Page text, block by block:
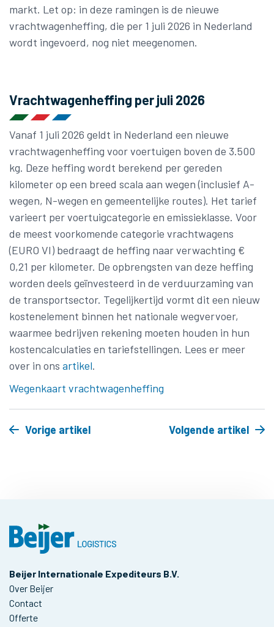
markt. Let op: in deze ramingen is de nieuwe
vrachtwagenheffing, die per 1 juli 2026 in Nederland
wordt ingevoerd, nog niet meegenomen.
Vrachtwagenheffing per juli 2026
Vanaf 1 juli 2026 geldt in Nederland een nieuwe
vrachtwagenheffing voor voertuigen boven de 3.500
kg. Deze heffing wordt berekend per gereden
kilometer op een breed scala aan wegen (inclusief A-
wegen, N-wegen en gemeentelijke routes). Het tarief
varieert per voertuigcategorie en emissieklasse. Voor
de meest voorkomende categorie vrachtwagens
(EURO VI) bedraagt de heffing naar verwachting €
0,21 per kilometer. De opbrengsten van deze heffing
worden deels geïnvesteerd in de verduurzaming van
de transportsector. Tegelijkertijd vormt dit een nieuw
kostenelement binnen het nationale wegvervoer,
waarmee bedrijven rekening moeten houden in hun
kostencalculaties en tariefstellingen. Lees er meer
over in ons artikel.
Wegenkaart vrachtwagenheffing
Vorige artikel Volgende artikel
Beijer Internationale Expediteurs B.V.
Over Beijer
Contact
Offerte